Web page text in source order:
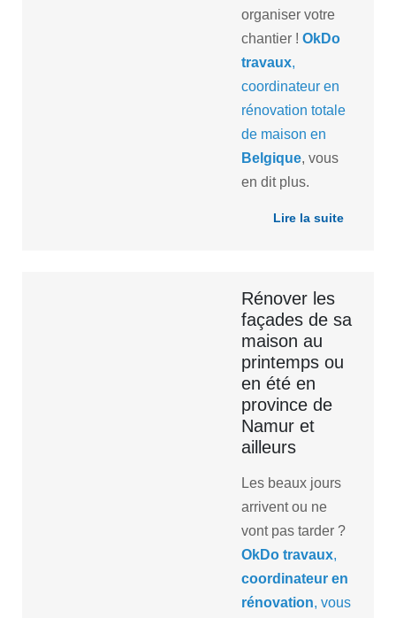
organiser votre
chantier ! OkDo
travaux,
coordinateur en
rénovation totale
de maison en
Belgique, vous
en dit plus.
Lire la suite
Rénover les
façades de sa
maison au
printemps ou
en été en
province de
Namur et
ailleurs
Les beaux jours
arrivent ou ne
vont pas tarder ?
OkDo travaux,
coordinateur en
rénovation, vous